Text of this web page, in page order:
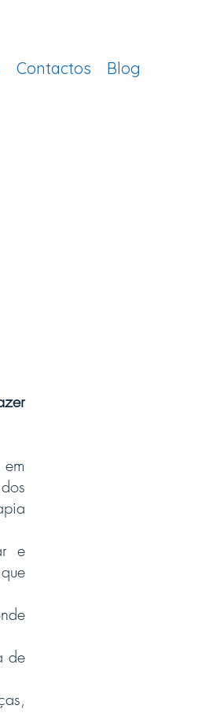
Contactos Blog
e
de